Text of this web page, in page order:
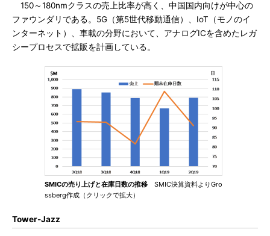
150～180nmクラスの売上比率が高く、中国国内向けが中心の
ファウンダリである。5G（第5世代移動通信）、IoT（モノのイ
ンターネット）、車載の分野において、アナログICを含めたレガ
シープロセスで拡販を計画している。
SMICの売り上げと在庫日数の推移 SMIC決算資料よりGro
ssberg作成（クリックで拡大）
Tower-Jazz